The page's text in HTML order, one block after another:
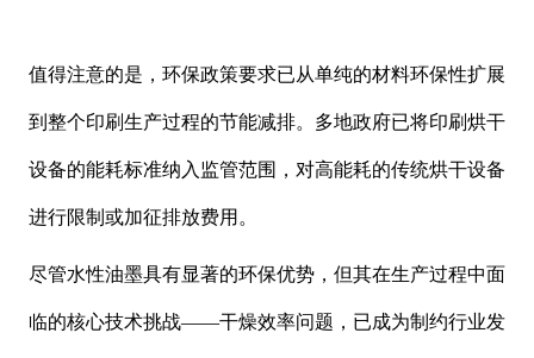
值得注意的是，环保政策要求已从单纯的材料环保性扩展
到整个印刷生产过程的节能减排。多地政府已将印刷烘干
设备的能耗标准纳入监管范围，对高能耗的传统烘干设备
进行限制或加征排放费用。
尽管水性油墨具有显著的环保优势，但其在生产过程中面
临的核心技术挑战——干燥效率问题 ，已成为制约行业发